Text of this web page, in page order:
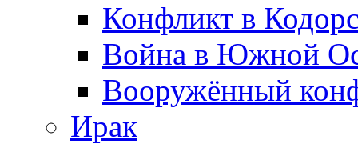
Конфликт в
Война в Южной
Вооружённый
Ирак